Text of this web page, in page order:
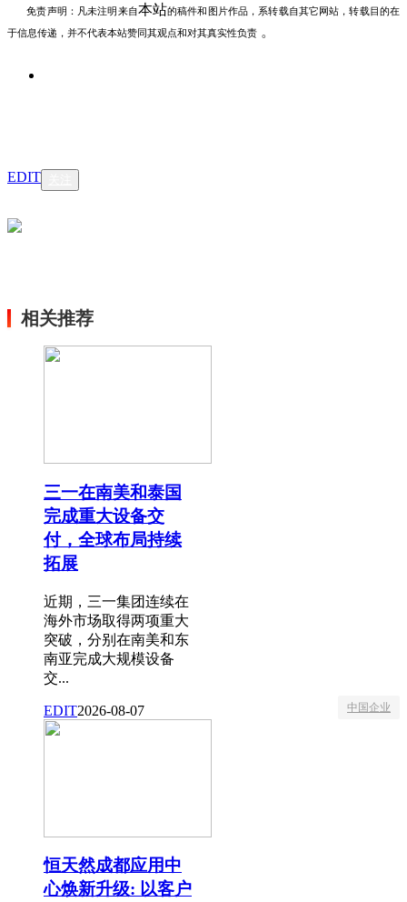
免责声明：凡未注明 来自本站的稿件和图片作品，系转载自其它网站，转载目的在
于信息传递，并不代表本站赞同其观点和对其真实性负责 。
EDIT
相关推荐
三一在南美和泰国
完成重大设备交
付，全球布局持续
拓展
近期，三一集团连续在
海外市场取得两项重大
突破，分别在南美和东
南亚完成大规模设备
交...
EDIT2026-08-07 中国企业
恒天然成都应用中
心焕新升级: 以客户